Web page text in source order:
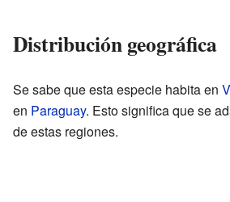
Distribución geográfica
Se sabe que esta especie habita en
en Paraguay. Esto significa que se
de estas regiones.